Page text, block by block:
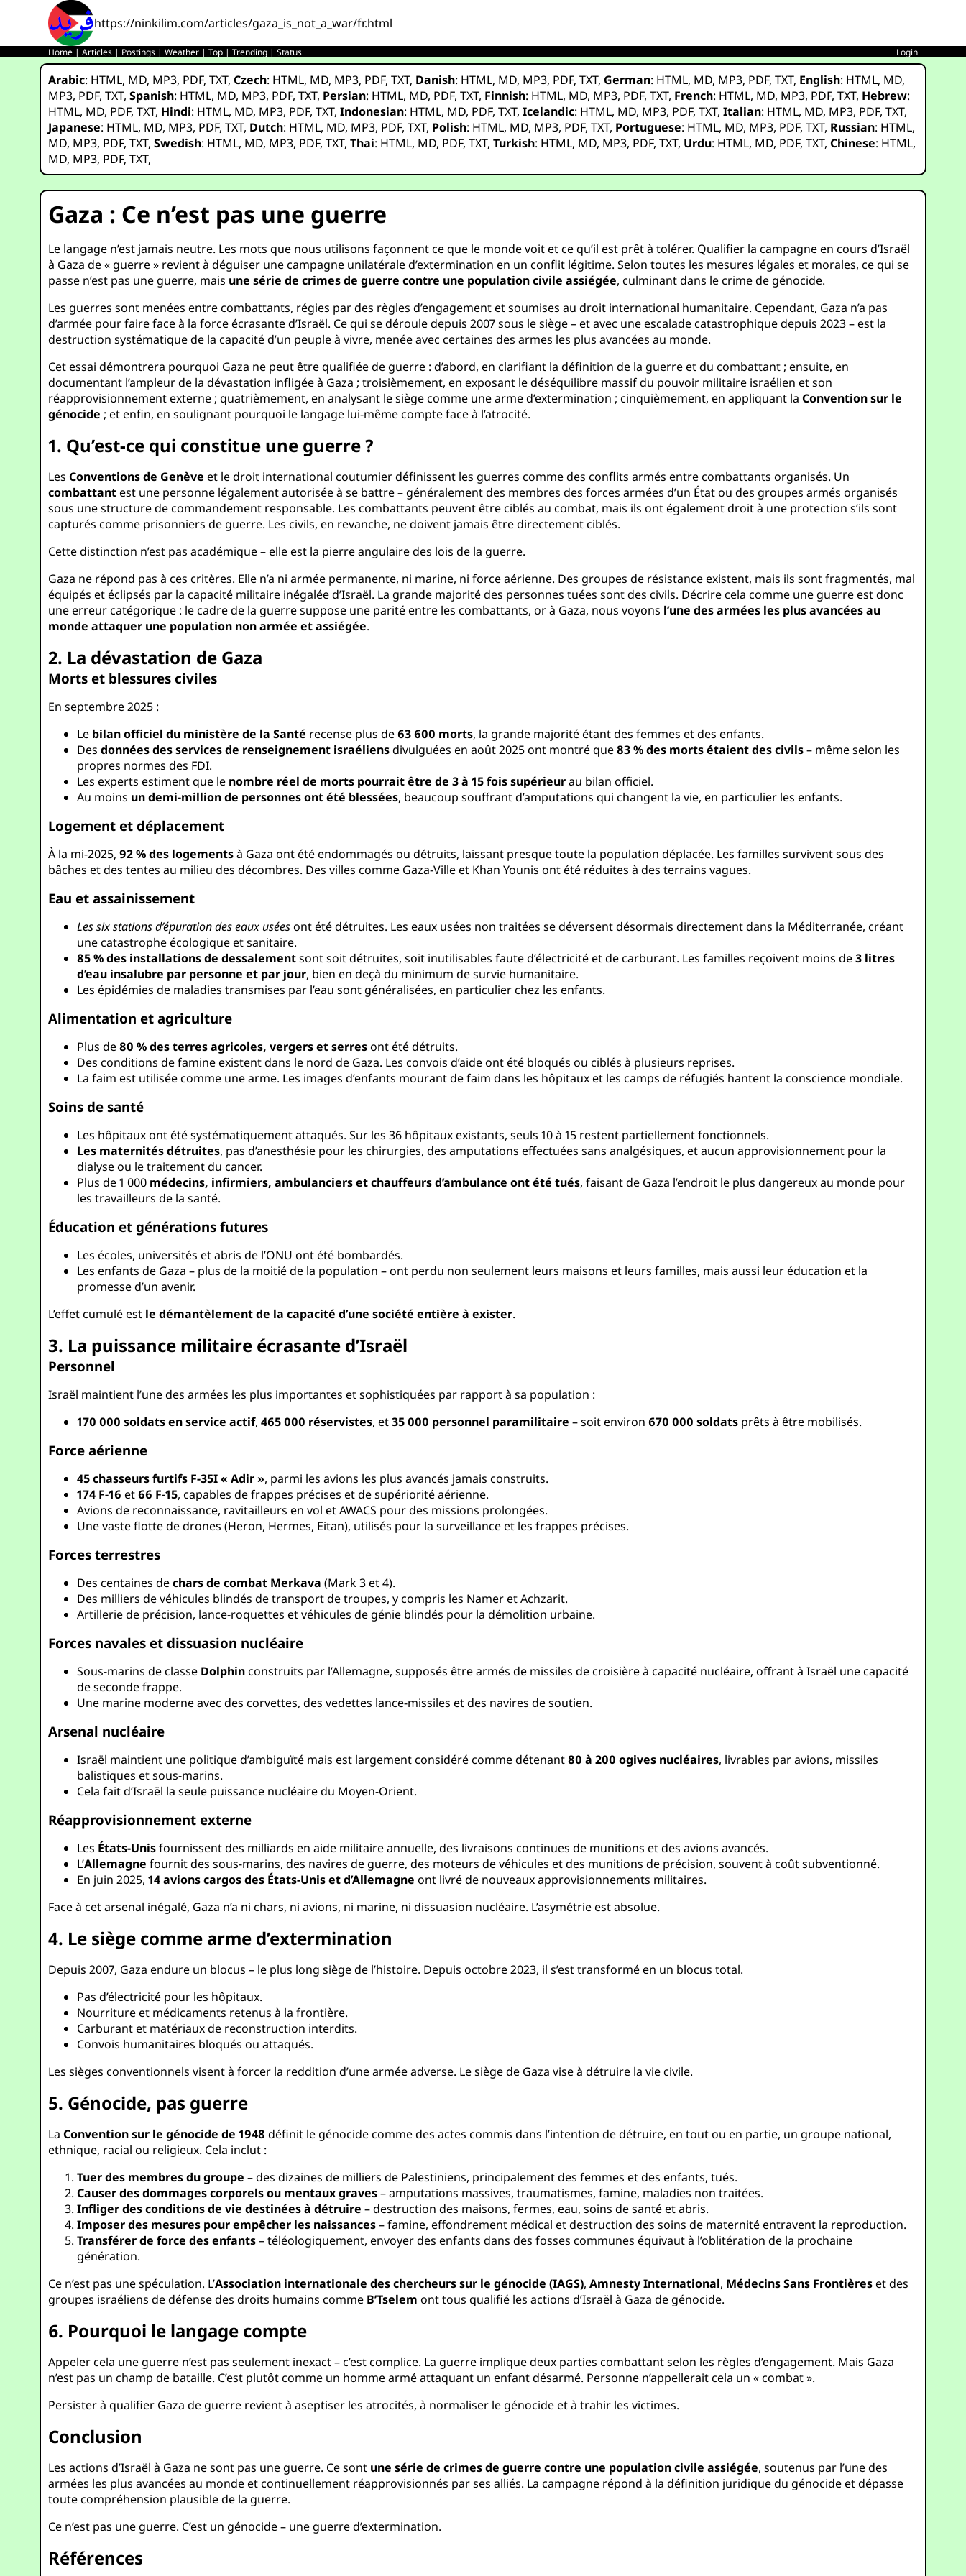
https://ninkilim.com/articles/gaza_is_not_a_war/fr.html
Home |Articles | Postings |Weather |Top |Trending |Status Login
Arabic: HTML, MD, MP3, PDF,TXT,Czech: HTML, MD, MP3, PDF,TXT, Danish: HTML, MD, MP3, PDF,TXT, German: HTML, MD, MP3, PDF,TXT, English: HTML, MD,
MP3, PDF,TXT,Spanish: HTML, MD, MP3, PDF,TXT, Persian: HTML, MD, PDF,TXT, Finnish: HTML, MD, MP3, PDF,TXT, French: HTML, MD, MP3, PDF,TXT, Hebrew:
HTML, MD, PDF,TXT, Hindi: HTML, MD, MP3, PDF,TXT,Indonesian: HTML, MD, PDF,TXT,Icelandic: HTML, MD, MP3, PDF,TXT,Italian: HTML, MD, MP3, PDF,TXT,
Japanese: HTML, MD, MP3, PDF,TXT, Dutch: HTML, MD, MP3, PDF,TXT, Polish: HTML, MD, MP3, PDF,TXT, Portuguese: HTML, MD, MP3, PDF,TXT, Russian: HTML,
MD, MP3, PDF,TXT,Swedish: HTML, MD, MP3, PDF,TXT,Thai: HTML, MD, PDF,TXT,Turkish: HTML, MD, MP3, PDF,TXT, Urdu: HTML, MD, PDF,TXT,Chinese: HTML,
MD, MP3, PDF,TXT,
Gaza : Ce n’est pas une guerre
Le langage n’est jamais neutre. Les mots que nous utilisons façonnent ce que le monde voit et ce qu’il est prêt à tolérer. Qualifier la campagne en cours d’Israël
à Gaza de « guerre » revient à déguiser une campagne unilatérale d’extermination en un conflit légitime. Selon toutes les mesures légales et morales, ce qui se
passe n’est pas une guerre, mais une série de crimes de guerre contre une population civile assiégée, culminant dans le crime de génocide.
Les guerres sont menées entre combattants, régies par des règles d’engagement et soumises au droit international humanitaire. Cependant, Gaza n’a pas
d’armée pour faire face à la force écrasante d’Israël. Ce qui se déroule depuis 2007 sous le siège – et avec une escalade catastrophique depuis 2023 – est la
destruction systématique de la capacité d’un peuple à vivre, menée avec certaines des armes les plus avancées au monde.
Cet essai démontrera pourquoi Gaza ne peut être qualifiée de guerre : d’abord, en clarifiant la définition de la guerre et du combattant ; ensuite, en
documentant l’ampleur de la dévastation infligée à Gaza ; troisièmement, en exposant le déséquilibre massif du pouvoir militaire israélien et son
réapprovisionnement externe ; quatrièmement, en analysant le siège comme une arme d’extermination ; cinquièmement, en appliquant laConvention sur le
génocide ; et enfin, en soulignant pourquoi le langage lui-même compte face à l’atrocité.
1. Qu’est-ce qui constitue une guerre ?
LesConventions de Genève et le droit international coutumier définissent les guerres comme des conflits armés entre combattants organisés. Un
combattantest une personne légalement autorisée à se battre – généralement des membres des forces armées d’un État ou des groupes armés organisés
sous une structure de commandement responsable. Les combattants peuvent être ciblés au combat, mais ils ont également droit à une protection s’ils sont
capturés comme prisonniers de guerre. Les civils, en revanche, ne doivent jamais être directement ciblés.
Cette distinction n’est pas académique – elle est la pierre angulaire des lois de la guerre.
Gaza ne répond pas à ces critères. Elle n’a ni armée permanente, ni marine, ni force aérienne. Des groupes de résistance existent, mais ils sont fragmentés, mal
équipés et éclipsés par la capacité militaire inégalée d’Israël. La grande majorité des personnes tuées sont des civils. Décrire cela comme une guerre est donc
une erreur catégorique : le cadre de la guerre suppose une parité entre les combattants, or à Gaza, nous voyons l’une des armées les plus avancées au
monde attaquer une population non armée et assiégée.
2. La dévastation de Gaza
Morts et blessures civiles
En septembre 2025 :
Le bilan officiel du ministère de la Santé recense plus de63 600 morts, la grande majorité étant des femmes et des enfants.
Desdonnées des services de renseignement israéliensdivulguées en août 2025 ont montré que83 % des morts étaient des civils– même selon les
propres normes des FDI.
Les experts estiment que le nombre réel de morts pourrait être de 3 à 15 fois supérieurau bilan officiel.
Au moins un demi-million de personnes ont été blessées, beaucoup souffrant d’amputations qui changent la vie, en particulier les enfants.
Logement et déplacement
À la mi-2025,92 % des logementsà Gaza ont été endommagés ou détruits, laissant presque toute la population déplacée. Les familles survivent sous des
bâches et des tentes au milieu des décombres. Des villes comme Gaza-Ville et Khan Younis ont été réduites à des terrains vagues.
Eau et assainissement
Les six stations d’épuration des eaux uséesont été détruites. Les eaux usées non traitées se déversent désormais directement dans la Méditerranée, créant
une catastrophe écologique et sanitaire.
85 % des installations de dessalementsont soit détruites, soit inutilisables faute d’électricité et de carburant. Les familles reçoivent moins de3 litres
d’eau insalubre par personne et par jour, bien en deçà du minimum de survie humanitaire.
Les épidémies de maladies transmises par l’eau sont généralisées, en particulier chez les enfants.
Alimentation et agriculture
Plus de80 % des terres agricoles, vergers et serresont été détruits.
Des conditions de famine existent dans le nord de Gaza. Les convois d’aide ont été bloqués ou ciblés à plusieurs reprises.
La faim est utilisée comme une arme. Les images d’enfants mourant de faim dans les hôpitaux et les camps de réfugiés hantent la conscience mondiale.
Soins de santé
Les hôpitaux ont été systématiquement attaqués. Sur les 36 hôpitaux existants, seuls 10 à 15 restent partiellement fonctionnels.
Les maternités détruites, pas d’anesthésie pour les chirurgies, des amputations effectuées sans analgésiques, et aucun approvisionnement pour la
dialyse ou le traitement du cancer.
Plus de 1 000 médecins, infirmiers, ambulanciers et chauffeurs d’ambulance ont été tués, faisant de Gaza l’endroit le plus dangereux au monde pour
les travailleurs de la santé.
Éducation et générations futures
Les écoles, universités et abris de l’ONU ont été bombardés.
Les enfants de Gaza – plus de la moitié de la population – ont perdu non seulement leurs maisons et leurs familles, mais aussi leur éducation et la
promesse d’un avenir.
L’effet cumulé est le démantèlement de la capacité d’une société entière à exister.
3. La puissance militaire écrasante d’Israël
Personnel
Israël maintient l’une des armées les plus importantes et sophistiquées par rapport à sa population :
170 000 soldats en service actif,465 000 réservistes, et35 000 personnel paramilitaire – soit environ670 000 soldats prêts à être mobilisés.
Force aérienne
45 chasseurs furtifs F-35I « Adir », parmi les avions les plus avancés jamais construits.
174 F-16 et66 F-15, capables de frappes précises et de supériorité aérienne.
Avions de reconnaissance, ravitailleurs en vol et AWACS pour des missions prolongées.
Une vaste flotte de drones (Heron, Hermes, Eitan), utilisés pour la surveillance et les frappes précises.
Forces terrestres
Des centaines dechars de combat Merkava (Mark 3 et 4).
Des milliers de véhicules blindés de transport de troupes, y compris les Namer et Achzarit.
Artillerie de précision, lance-roquettes et véhicules de génie blindés pour la démolition urbaine.
Forces navales et dissuasion nucléaire
Sous-marins de classe Dolphinconstruits par l’Allemagne, supposés être armés de missiles de croisière à capacité nucléaire, offrant à Israël une capacité
de seconde frappe.
Une marine moderne avec des corvettes, des vedettes lance-missiles et des navires de soutien.
Arsenal nucléaire
Israël maintient une politique d’ambiguïté mais est largement considéré comme détenant80 à 200 ogives nucléaires, livrables par avions, missiles
balistiques et sous-marins.
Cela fait d’Israël la seule puissance nucléaire du Moyen-Orient.
Réapprovisionnement externe
Les États-Unisfournissent des milliards en aide militaire annuelle, des livraisons continues de munitions et des avions avancés.
L’Allemagne fournit des sous-marins, des navires de guerre, des moteurs de véhicules et des munitions de précision, souvent à coût subventionné.
En juin 2025,14 avions cargos des États-Unis et d’Allemagne ont livré de nouveaux approvisionnements militaires.
Face à cet arsenal inégalé, Gaza n’a ni chars, ni avions, ni marine, ni dissuasion nucléaire. L’asymétrie est absolue.
4. Le siège comme arme d’extermination
Depuis 2007, Gaza endure un blocus – le plus long siège de l’histoire. Depuis octobre 2023, il s’est transformé en un blocus total.
Pas d’électricité pour les hôpitaux.
Nourriture et médicaments retenus à la frontière.
Carburant et matériaux de reconstruction interdits.
Convois humanitaires bloqués ou attaqués.
Les sièges conventionnels visent à forcer la reddition d’une armée adverse. Le siège de Gaza vise à détruire la vie civile.
5. Génocide, pas guerre
LaConvention sur le génocide de 1948 définit le génocide comme des actes commis dans l’intention de détruire, en tout ou en partie, un groupe national,
ethnique, racial ou religieux. Cela inclut :
Tuer des membres du groupe – des dizaines de milliers de Palestiniens, principalement des femmes et des enfants, tués.
Causer des dommages corporels ou mentaux graves– amputations massives, traumatismes, famine, maladies non traitées.
Infliger des conditions de vie destinées à détruire – destruction des maisons, fermes, eau, soins de santé et abris.
Imposer des mesures pour empêcher les naissances– famine, effondrement médical et destruction des soins de maternité entravent la reproduction.
Transférer de force des enfants– téléologiquement, envoyer des enfants dans des fosses communes équivaut à l’oblitération de la prochaine
génération.
Ce n’est pas une spéculation. L’Association internationale des chercheurs sur le génocide (IAGS),Amnesty International, Médecins Sans Frontièreset des
groupes israéliens de défense des droits humains comme B’Tselem ont tous qualifié les actions d’Israël à Gaza de génocide.
6. Pourquoi le langage compte
Appeler cela une guerre n’est pas seulement inexact – c’est complice. La guerre implique deux parties combattant selon les règles d’engagement. Mais Gaza
n’est pas un champ de bataille. C’est plutôt comme un homme armé attaquant un enfant désarmé. Personne n’appellerait cela un « combat ».
Persister à qualifier Gaza de guerre revient à aseptiser les atrocités, à normaliser le génocide et à trahir les victimes.
Conclusion
Les actions d’Israël à Gaza ne sont pas une guerre. Ce sont une série de crimes de guerre contre une population civile assiégée, soutenus par l’une des
armées les plus avancées au monde et continuellement réapprovisionnés par ses alliés. La campagne répond à la définition juridique du génocide et dépasse
toute compréhension plausible de la guerre.
Ce n’est pas une guerre. C’est un génocide – une guerre d’extermination.
Références